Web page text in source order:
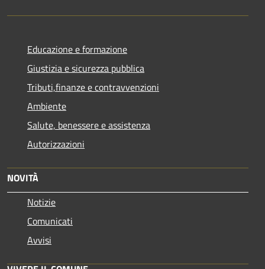
Educazione e formazione
Giustizia e sicurezza pubblica
Tributi,finanze e contravvenzioni
Ambiente
Salute, benessere e assistenza
Autorizzazioni
NOVITÀ
Notizie
Comunicati
Avvisi